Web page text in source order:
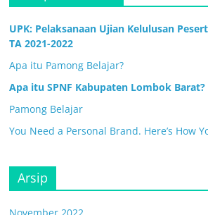
UPK: Pelaksanaan Ujian Kelulusan
TA 2021-2022
Apa itu Pamong Belajar?
Apa itu SPNF Kabupaten Lombok Barat?
Pamong Belajar
You Need a Personal Brand. Here’s How
Arsip